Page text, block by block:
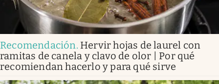
Recomendación. Hervir hojas de laurel con
ramitas de canela y clavo de olor | Por qué
recomiendan hacerlo y para qué sirve